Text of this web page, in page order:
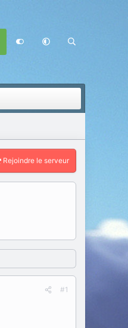
Rejoindre le serveur
#1